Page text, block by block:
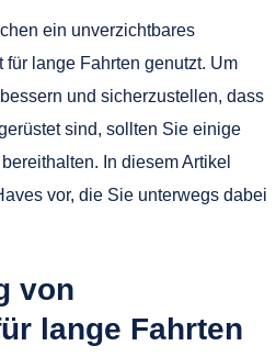
ein unverzichtbares
für lange Fahrten genutzt. Um
und sicherzustellen, dass
sind, sollten Sie einige
In diesem Artikel
vor, die Sie unterwegs dabei
von
lange Fahrten